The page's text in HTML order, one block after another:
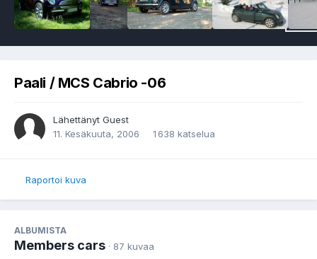
Paali / MCS Cabrio -06
Lähettänyt Guest
11. Kesäkuuta, 2006
1 638 katselua
Raportoi kuva
ALBUMISTA
Members cars · 87 kuvaa